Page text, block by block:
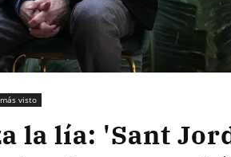
visto
la lía: 'Sant